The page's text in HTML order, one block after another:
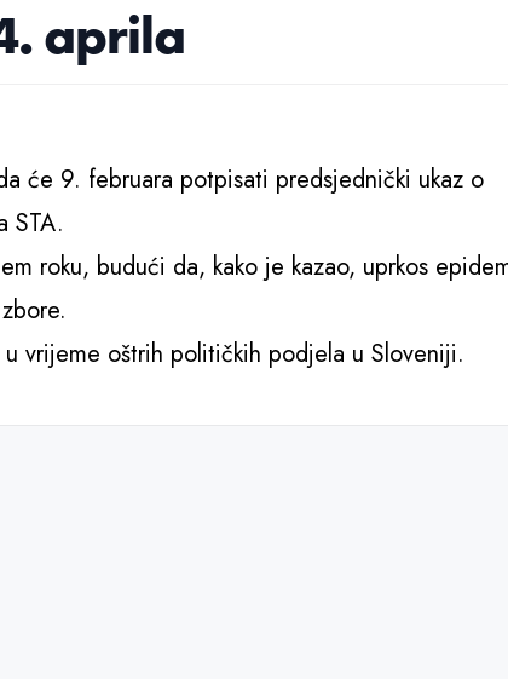
aprila
će 9. februara potpisati predsjednički ukaz o
STA.
roku, budući da, kako je kazao, uprkos
u vrijeme oštrih političkih podjela u Sloveniji.